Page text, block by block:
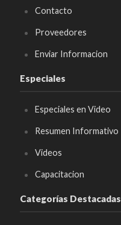
Contacto
Proveedores
Enviar Informacion
Especiales
Especiales en Video
Resumen Informativo
Videos
Capacitacion
Categorías Destacadas